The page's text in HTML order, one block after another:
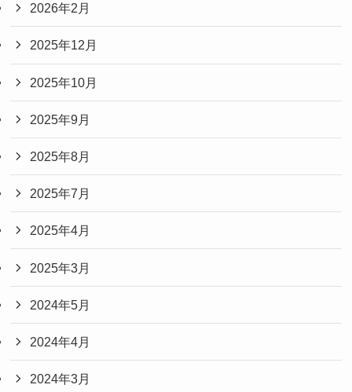
2026年2月
2025年12月
2025年10月
2025年9月
2025年8月
2025年7月
2025年4月
2025年3月
2024年5月
2024年4月
2024年3月